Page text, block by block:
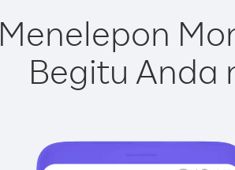
Menelepon
Begitu Anda